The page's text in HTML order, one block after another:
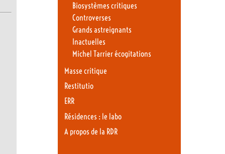
Biosystèmes critiques
Controverses
Grands astreignants
Inactuelles
Michel Tarrier écogitations
Masse critique
Restitutio
ERR
Résidences : le labo
A propos de la RDR